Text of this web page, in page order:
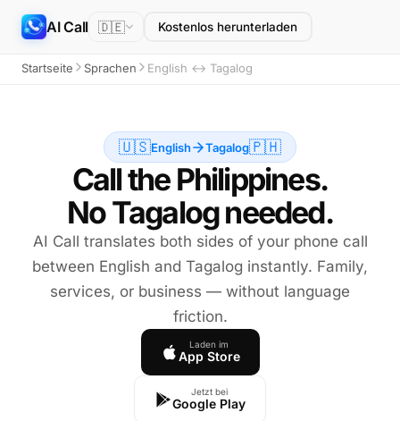
AI Call 🇩🇪 Kostenlos herunterladen
Startseite Sprachen English ↔ Tagalog
🇺🇸English Tagalog🇵🇭
Call the Philippines.
No Tagalog needed.
AI Call translates both sides of your phone call
between English and Tagalog instantly. Family,
services, or business — without language
friction.
Laden im
App Store
Jetzt bei
Google Play